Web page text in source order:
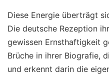
Diese Energie überträgt
Die deutsche Rezeption
gewissen Ernsthaftigkeit
Brüche in ihrer Biografie,
und erkennt darin die